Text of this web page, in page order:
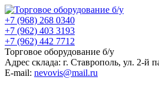
+7 (968) 268 0340
+7 (962) 403 3193
+7 (962) 442 7712
Торговое оборудование б/у
Адрес склада: г. Ставрополь, ул. 2-й
E-mail: nevovis@mail.ru